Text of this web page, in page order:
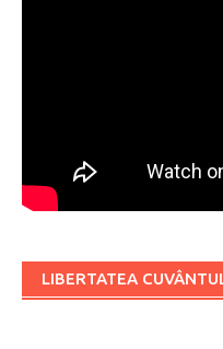
LIBERTATEA